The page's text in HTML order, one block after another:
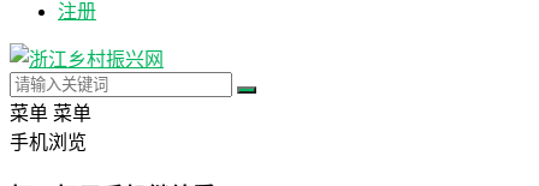
注册
菜单 菜单
手机浏览